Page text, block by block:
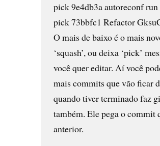
pick 9e4db3a autoreconf run
pick 73bbfc1 Refactor
O mais de baixo é o mais
‘squash’, ou deixa ‘pick’
você quer editar. Aí você
mais commits que vão ficar
quando tiver terminado faz
também. Ele pega o commit
anterior.